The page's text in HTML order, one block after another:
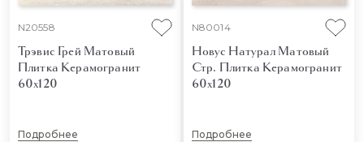
N20558
Трэвис Грей Матовый
Плитка Керамогранит
60x120
Подробнее
N80014
Новус Натурал Матовый
Стр. Плитка Керамогранит
60x120
Подробнее